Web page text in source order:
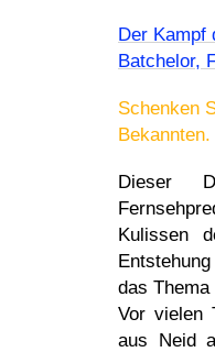
Der Kampf
Batchelor,
Schenken
Dieser
Kulissen
das Thema
Vor vielen
aus Neid